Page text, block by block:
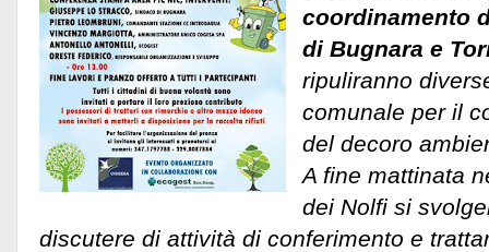
coordinamento
di Bugnara e
ripuliranno
comunale per il
del decoro
A fine mattinata
dei Nolfi si
discutere di attività di conferimento e